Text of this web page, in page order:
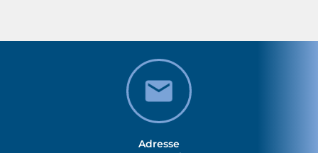
Adresse